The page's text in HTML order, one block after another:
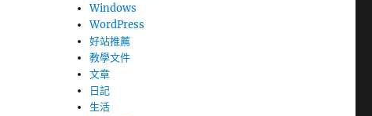
Windows
WordPress
好站推薦
教學文件
文章
日記
生活